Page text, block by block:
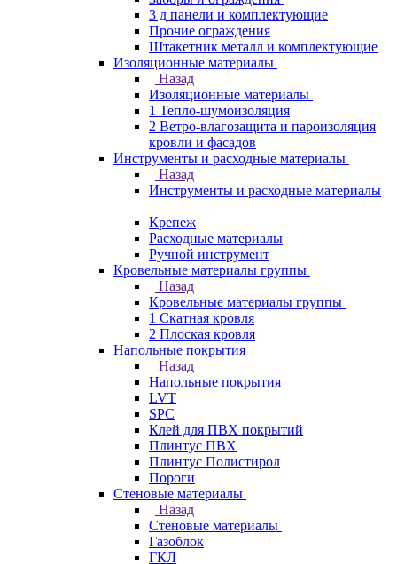
3 д панели и комплектующие
Прочие ограждения
Штакетник металл и комплектующие
Изоляционные материалы
Назад
Изоляционные материалы
1 Тепло-шумоизоляция
2 Ветро-влагозащита и пароизоляция
кровли и фасадов
Инструменты и расходные материалы
Назад
Инструменты и расходные материалы
Крепеж
Расходные материалы
Ручной инструмент
Кровельные материалы группы
Назад
Кровельные материалы группы
1 Скатная кровля
2 Плоская кровля
Напольные покрытия
Назад
Напольные покрытия
LVT
SPC
Клей для ПВХ покрытий
Плинтус ПВХ
Плинтус Полистирол
Пороги
Стеновые материалы
Назад
Стеновые материалы
Газоблок
ГКЛ